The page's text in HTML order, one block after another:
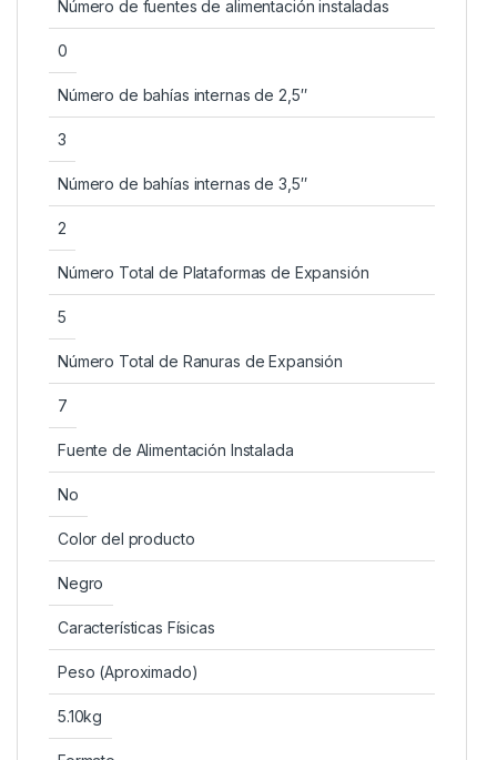
Número de fuentes de alimentación instaladas
0
Número de bahías internas de 2,5″
3
Número de bahías internas de 3,5″
2
Número Total de Plataformas de Expansión
5
Número Total de Ranuras de Expansión
7
Fuente de Alimentación Instalada
No
Color del producto
Negro
Características Físicas
Peso (Aproximado)
5.10kg